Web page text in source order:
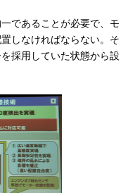
であることが必要で、モ
しなければならない。そ
採用していた状態から設